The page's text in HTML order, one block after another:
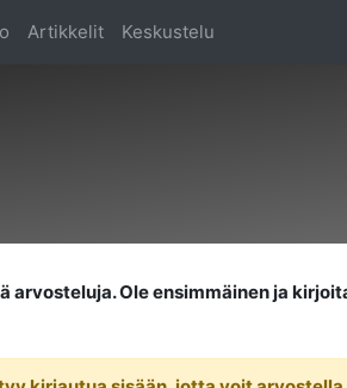
Artikkelit Keskustelu
arvosteluja. Ole ensimmäinen ja